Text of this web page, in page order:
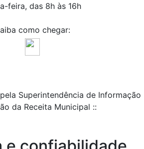
feira, das 8h às 16h
como chegar:
Superintendência de Informação
da Receita Municipal ::